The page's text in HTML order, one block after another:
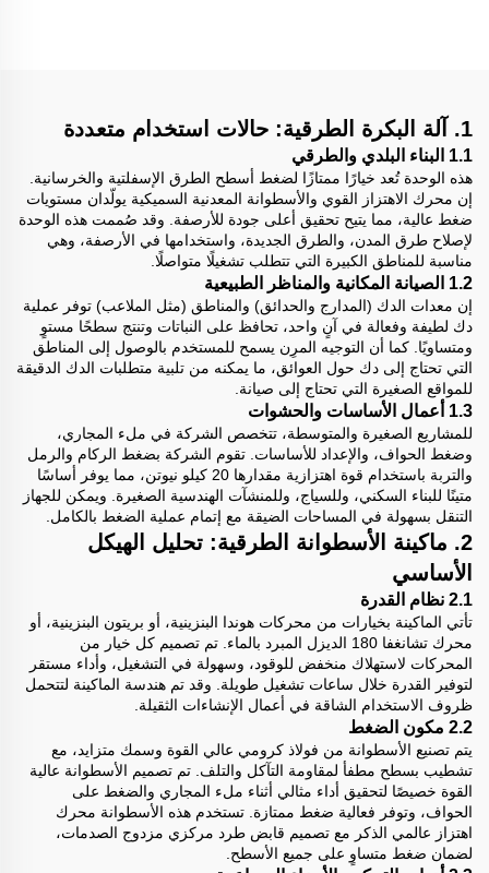
1. آلة البكرة الطرقية: حالات استخدام متعددة
1.1 البناء البلدي والطرقي
هذه الوحدة تُعد خيارًا ممتازًا لضغط أسطح الطرق الإسفلتية والخرسانية.
إن محرك الاهتزاز القوي والأسطوانة المعدنية السميكية يولّدان مستويات
ضغط عالية، مما يتيح تحقيق أعلى جودة للأرصفة. وقد صُممت هذه الوحدة
لإصلاح طرق المدن، والطرق الجديدة، واستخدامها في الأرصفة، وهي
مناسبة للمناطق الكبيرة التي تتطلب تشغيلًا متواصلًا.
1.2 الصيانة المكانية والمناظر الطبيعية
إن معدات الدك (المدارج والحدائق) والمناطق (مثل الملاعب) توفر عملية
دك لطيفة وفعالة في آنٍ واحد، تحافظ على النباتات وتنتج سطحًا مستوٍ
ومتساويًا. كما أن التوجيه المرِن يسمح للمستخدم بالوصول إلى المناطق
التي تحتاج إلى دك حول العوائق، ما يمكنه من تلبية متطلبات الدك الدقيقة
للمواقع الصغيرة التي تحتاج إلى صيانة.
1.3 أعمال الأساسات والحشوات
للمشاريع الصغيرة والمتوسطة، تتخصص الشركة في ملء المجاري،
وضغط الحواف، والإعداد للأساسات. تقوم الشركة بضغط الركام والرمل
والتربة باستخدام قوة اهتزازية مقدارها 20 كيلو نيوتن، مما يوفر أساسًا
متينًا للبناء السكني، وللسياج، وللمنشآت الهندسية الصغيرة. ويمكن للجهاز
التنقل بسهولة في المساحات الضيقة مع إتمام عملية الضغط بالكامل.
2. ماكينة الأسطوانة الطرقية: تحليل الهيكل
الأساسي
2.1 نظام القدرة
تأتي الماكينة بخيارات من محركات هوندا البنزينية، أو بريتون البنزينية، أو
محرك تشانغفا 180 الديزل المبرد بالماء. تم تصميم كل خيار من
المحركات لاستهلاك منخفض للوقود، وسهولة في التشغيل، وأداء مستقر
لتوفير القدرة خلال ساعات تشغيل طويلة. وقد تم هندسة الماكينة لتتحمل
ظروف الاستخدام الشاقة في أعمال الإنشاءات الثقيلة.
2.2 مكون الضغط
يتم تصنيع الأسطوانة من فولاذ كرومي عالي القوة وسمك متزايد، مع
تشطيب بسطح مطفأ لمقاومة التآكل والتلف. تم تصميم الأسطوانة عالية
القوة خصيصًا لتحقيق أداء مثالي أثناء ملء المجاري والضغط على
الحواف، وتوفر فعالية ضغط ممتازة. تستخدم هذه الأسطوانة محرك
اهتزاز عالمي الذكر مع تصميم قابض طرد مركزي مزدوج الصدمات،
لضمان ضغط متساوٍ على جميع الأسطح.